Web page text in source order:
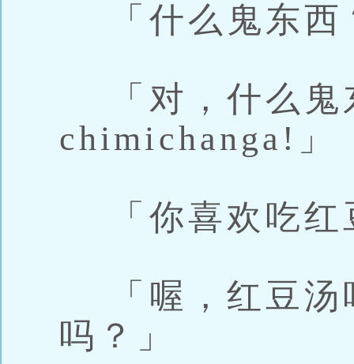
「什么鬼东西
「对，什么鬼
chimichanga!」
「你喜欢吃红
「喔，红豆汤
吗？」